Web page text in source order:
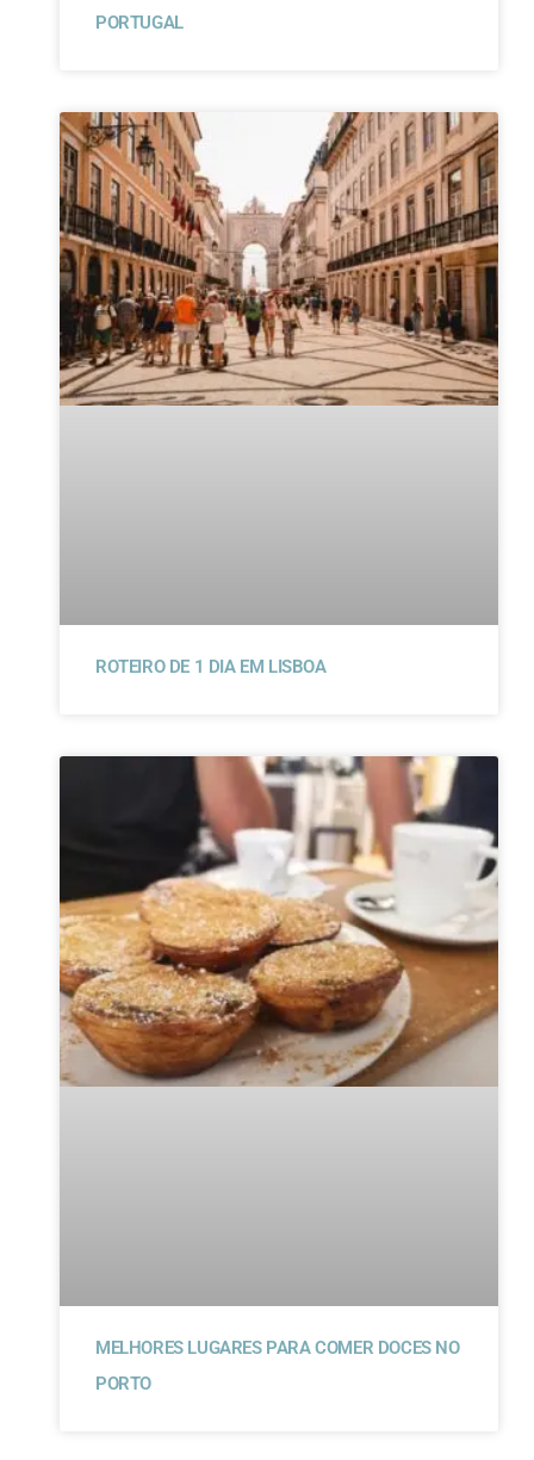
PORTUGAL
ROTEIRO DE 1 DIA EM LISBOA
MELHORES LUGARES PARA COMER DOCES NO
PORTO